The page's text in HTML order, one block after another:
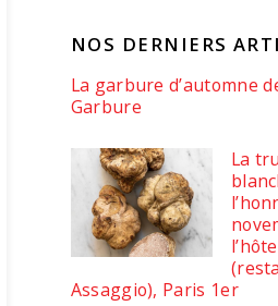
NOS DERNIERS
La garbure d’automne
Garbure
La
Assaggio), Paris 1er